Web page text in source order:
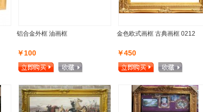
铝合金外框 油画框
￥100
金色欧式画框 古典画框 0212
￥450